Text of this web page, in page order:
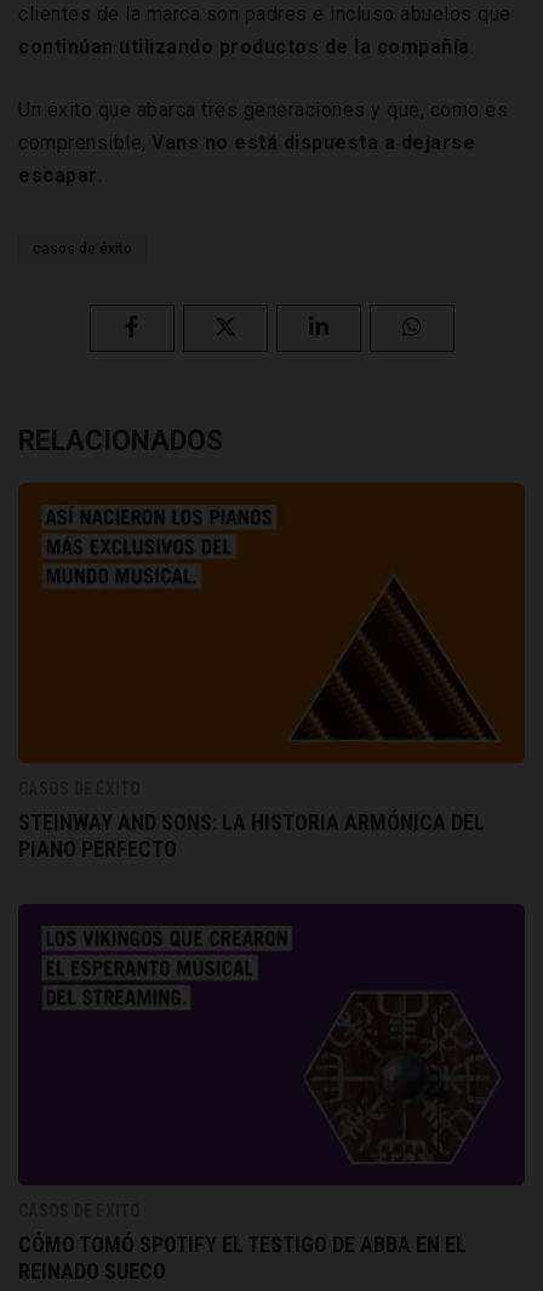
clientes de la marca son padres e incluso abuelos que
continúan utilizando productos de la compañía.
Un éxito que abarca tres generaciones y que, como es
comprensible, Vans no está dispuesta a dejarse
escapar.
casos de éxito
RELACIONADOS
STEINWAY AND SONS: LA HISTORIA ARMÓNICA DEL
PIANO PERFECTO
CÓMO TOMÓ SPOTIFY EL TESTIGO DE ABBA EN EL
REINADO SUECO